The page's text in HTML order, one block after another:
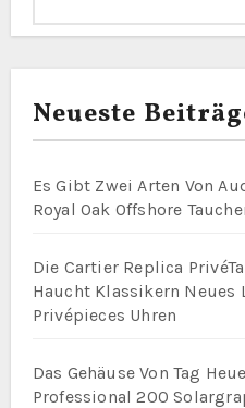
Neueste
Es Gibt Zwei Arten Von
Royal Oak Offshore
Die Cartier Replica
Haucht Klassikern Neues
Privépieces Uhren
Das Gehäuse Von Tag
Professional 200